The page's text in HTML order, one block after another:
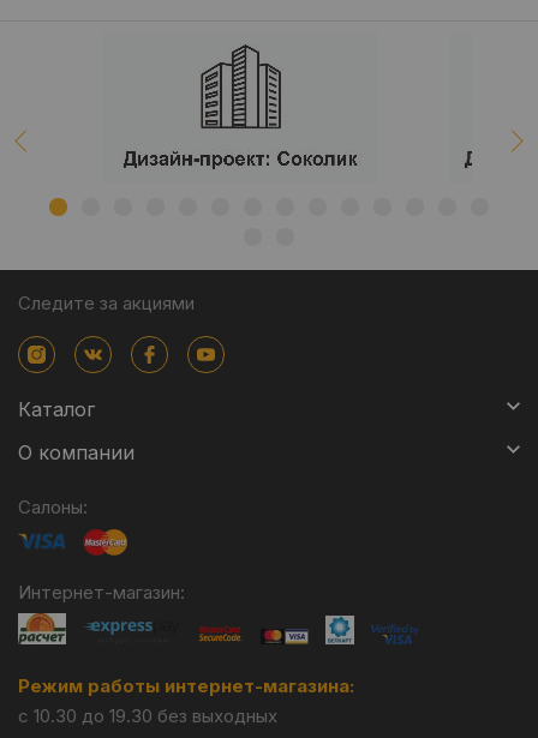
Следите за акциями
Каталог
О компании
Салоны:
Интернет-магазин:
Режим работы интернет-магазина:
с 10.30 до 19.30 без выходных